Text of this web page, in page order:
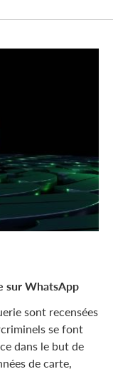
sur WhatsApp
sont recensées
se font
dans le but de
de carte,